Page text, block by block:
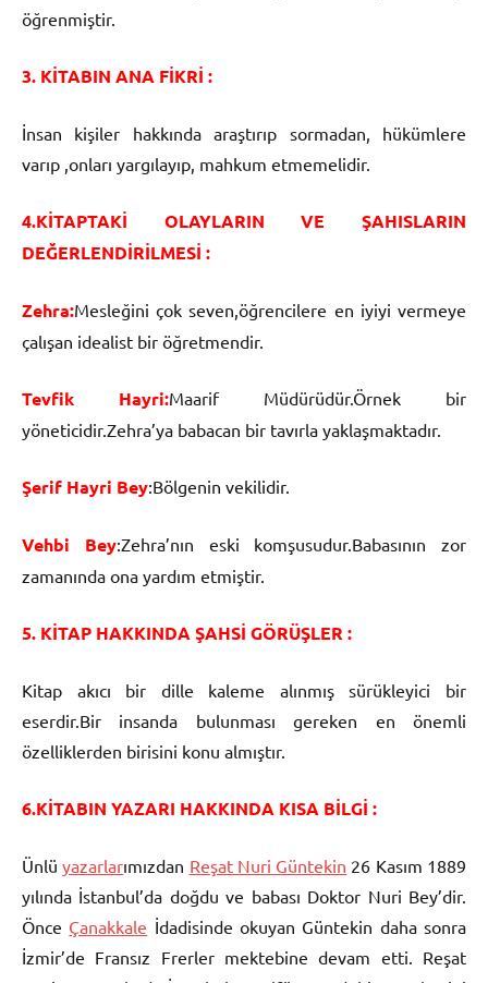
öğrenmiştir.
3. KİTABIN ANA FİKRİ :
İnsan kişiler hakkında araştırıp sormadan, hükümlere
varıp ,onları yargılayıp, mahkum etmemelidir.
4.KİTAPTAKİ OLAYLARIN VE ŞAHISLARIN
DEĞERLENDİRİLMESİ :
Zehra:Mesleğini çok seven,öğrencilere en iyiyi vermeye
çalışan idealist bir öğretmendir.
Tevfik Hayri:Maarif Müdürüdür.Örnek bir
yöneticidir.Zehra’ya babacan bir tavırla yaklaşmaktadır.
Şerif Hayri Bey:Bölgenin vekilidir.
Vehbi Bey:Zehra’nın eski komşusudur.Babasının zor
zamanında ona yardım etmiştir.
5. KİTAP HAKKINDA ŞAHSİ GÖRÜŞLER :
Kitap akıcı bir dille kaleme alınmış sürükleyici bir
eserdir.Bir insanda bulunması gereken en önemli
özelliklerden birisini konu almıştır.
6.KİTABIN YAZARI HAKKINDA KISA BİLGİ :
Ünlüyazarlarımızdan Reşat Nuri Güntekin 26 Kasım 1889
yılında İstanbul’da doğdu ve babası Doktor Nuri Bey’dir.
Önce Çanakkale İdadisinde okuyan Güntekin daha sonra
İzmir’de Fransız Frerler mektebine devam etti. Reşat